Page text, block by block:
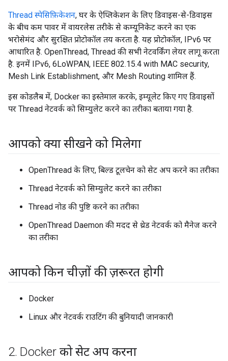
Thread स्पेसिफ़िकेशन, घर के ऐप्लिकेशन के लिए डिवाइस-से-डिवाइस
के बीच कम पावर में वायरलेस तरीके से कम्यूनिकेट करने का एक
भरोसेमंद और सुरक्षित प्रोटोकॉल तय करता है. यह प्रोटोकॉल, IPv6 पर
आधारित है. OpenThread, Thread की सभी नेटवर्किंग लेयर लागू करता
है. इनमें IPv6, 6LoWPAN, IEEE 802.15.4 with MAC security,
Mesh Link Establishment, और Mesh Routing शामिल हैं.
इस कोडलैब में, Docker का इस्तेमाल करके, इम्यूलेट किए गए डिवाइसों
पर Thread नेटवर्क को सिम्युलेट करने का तरीका बताया गया है.
आपको क्या सीखने को मिलेगा
OpenThread के लिए, बिल्ड टूलचेन को सेट अप करने का तरीका
Thread नेटवर्क को सिम्युलेट करने का तरीका
Thread नोड की पुष्टि करने का तरीका
OpenThread Daemon की मदद से थ्रेड नेटवर्क को मैनेज करने
का तरीका
आपको किन चीज़ों की ज़रूरत होगी
Docker
Linux और नेटवर्क राउटिंग की बुनियादी जानकारी
2. Docker को सेट अप करना